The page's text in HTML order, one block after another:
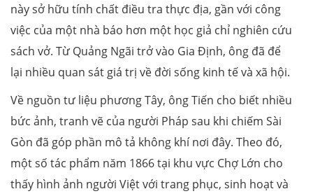
này sở hữu tính chất điều tra thực địa, gần với công
việc của một nhà báo hơn một học giả chỉ nghiên cứu
sách vở. Từ Quảng Ngãi trở vào Gia Định, ông đã để
lại nhiều quan sát giá trị về đời sống kinh tế và xã hội.
Về nguồn tư liệu phương Tây, ông Tiến cho biết nhiều
bức ảnh, tranh vẽ của người Pháp sau khi chiếm Sài
Gòn đã góp phần mô tả không khí nơi đây. Theo đó,
một số tác phẩm năm 1866 tại khu vực Chợ Lớn cho
thấy hình ảnh người Việt với trang phục, sinh hoạt và